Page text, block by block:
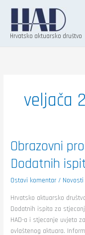
content
Hrvatsko aktuarsko društvo
veljača
Obrazovni
Dodatnih
Ostavi komentar / Novosti
Hrvatsko aktuarsko
Dodatnih ispita za
HAD-a i stjecanje uvjeta
ovlaštenog aktuara.
program
polaganje
Dodatnih
K
t